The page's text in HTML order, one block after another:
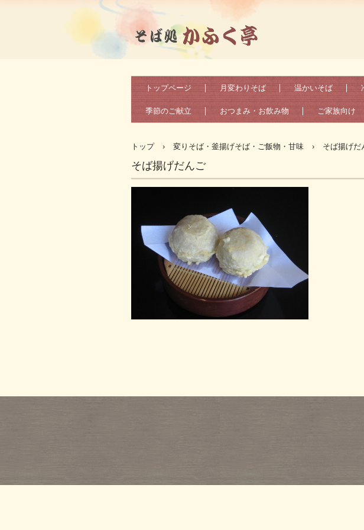
そば処かふく亭（公式サイト）
トップページ 月変わりそば 温かいそば
季節のご献立 おつまみ・お飲み物 ご家族向け
トップ › 変りそば・釜揚げそば・ご飯物・甘味 › そば揚げだ
そば揚げだんご